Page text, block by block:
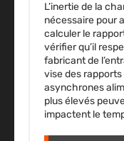
L’inertie de la
nécessaire pour
calculer le
vérifier qu’il
fabricant de
vise des rapports
asynchrones
plus élevés
impactent le